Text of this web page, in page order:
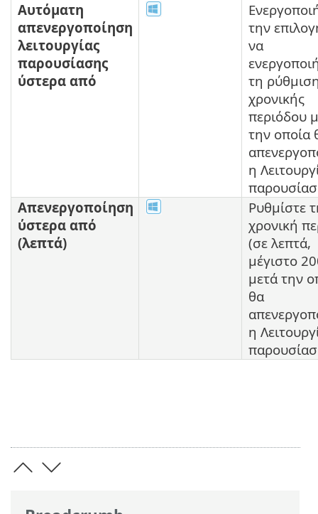
Αυτόματη
απενεργοποίηση
λειτουργίας
παρουσίασης
ύστερα από
την
να
τη
χρονικής
περιόδου
την οποία
η
Απενεργοποίηση
ύστερα από
(λεπτά)
Ρυθμίστε
χρονική
(σε λεπτά,
μέγιστο
μετά την
θα
η